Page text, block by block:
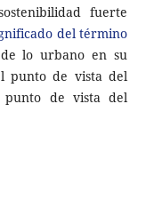
fuerte
del término
lo urbano en su
punto de vista del
punto de vista del